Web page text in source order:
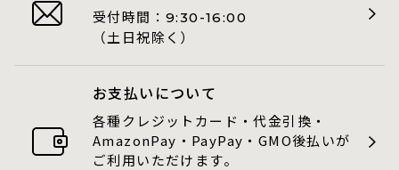
受付時間： 9:30-16:00
（土日祝除く）
お支払いについて
各種クレジットカード・代金引換・
AmazonPay・PayPay・GMO後払いが
ご利用いただけます。